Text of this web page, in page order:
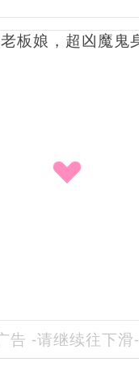
告 -请继续往下滑-